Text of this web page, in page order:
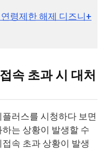
령제한 해제 디즈니+
속 초과 시 대처
러스를 시청하다 보면
는 상황이 발생할 수
속 초과 상황이 발생